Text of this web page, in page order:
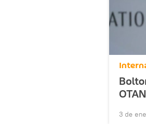
3 de